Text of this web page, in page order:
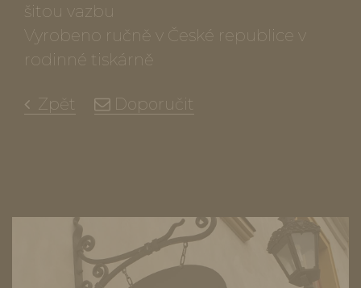
šitou vazbu
Vyrobeno ručně v České republice v
rodinné tiskárně
Zpět Doporučit